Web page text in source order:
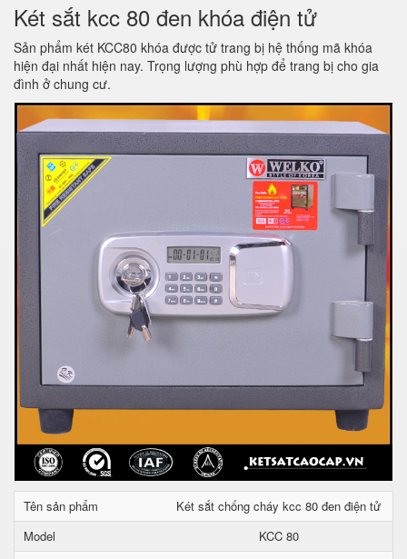
Két sắt kcc 80 đen khóa điện tử
Sản phẩm két KCC80 khóa được tử trang bị hệ thống mã khóa
hiện đại nhất hiện nay. Trọng lượng phù hợp để trang bị cho gia
đình ở chung cư.
Tên sản phẩm
Két sắt chống cháy kcc 80 đen điện tử
Model
KCC 80